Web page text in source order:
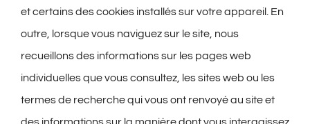
et certains des cookies installés sur votre appareil. En
outre, lorsque vous naviguez sur le site, nous
recueillons des informations sur les pages web
individuelles que vous consultez, les sites web ou les
termes de recherche qui vous ont renvoyé au site et
des informations sur la manière dont vous interagissez